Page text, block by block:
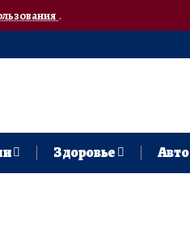
.
Здоровье Авто